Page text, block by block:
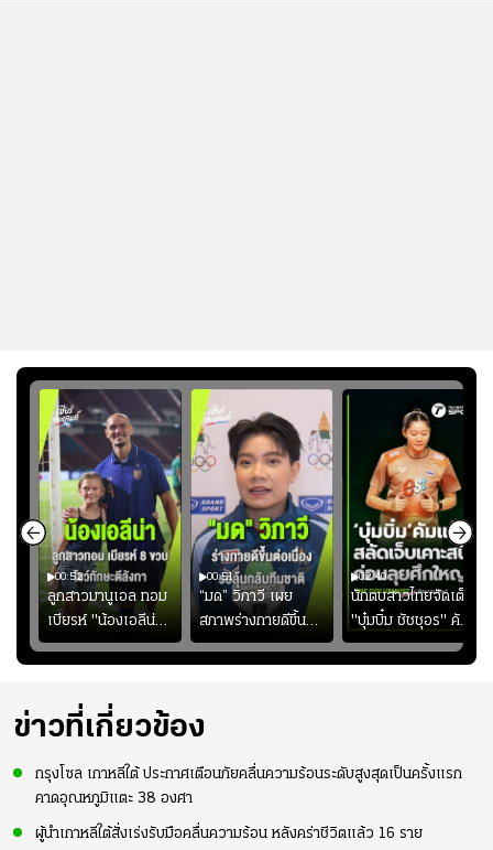
00:52
ลูกสาวมานูเอล ทอม
เบียรห์ "น้องเอลีน่า"
วัย 8 ขวบ โชว์ตี
ลังกาสุดพริ้ว
00:51
“มด” วิภาวี เผย
สภาพร่างกายดีขึ้น
อย่างต่อเนื่อง พร้อม
พยายามลงสนามให้
ความมั่นใจ
02:40
นักตบสาวไทยจัดเต็ม
"บุ๋มบิ๋ม ชัชชุอร" คัม
แบ็ก ศึก" SEA V
CUP 2026" เลก
ข่าวที่เกี่ยวข้อง
กรุงโซล เกาหลีใต้ ประกาศเตือนภัยคลื่นความร้อนระดับสูงสุดเป็นครั้งแรก
คาดอุณหภูมิแตะ 38 องศา
ผู้นำเกาหลีใต้สั่งเร่งรับมือคลื่นความร้อน หลังคร่าชีวิตแล้ว 16 ราย